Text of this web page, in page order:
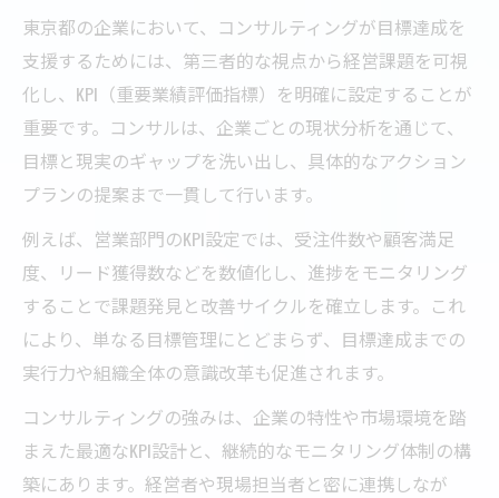
東京都の企業において、コンサルティングが目標達成を
支援するためには、第三者的な視点から経営課題を可視
化し、KPI（重要業績評価指標）を明確に設定することが
重要です。コンサルは、企業ごとの現状分析を通じて、
目標と現実のギャップを洗い出し、具体的なアクション
プランの提案まで一貫して行います。
例えば、営業部門のKPI設定では、受注件数や顧客満足
度、リード獲得数などを数値化し、進捗をモニタリング
することで課題発見と改善サイクルを確立します。これ
により、単なる目標管理にとどまらず、目標達成までの
実行力や組織全体の意識改革も促進されます。
コンサルティングの強みは、企業の特性や市場環境を踏
まえた最適なKPI設計と、継続的なモニタリング体制の構
築にあります。経営者や現場担当者と密に連携しなが